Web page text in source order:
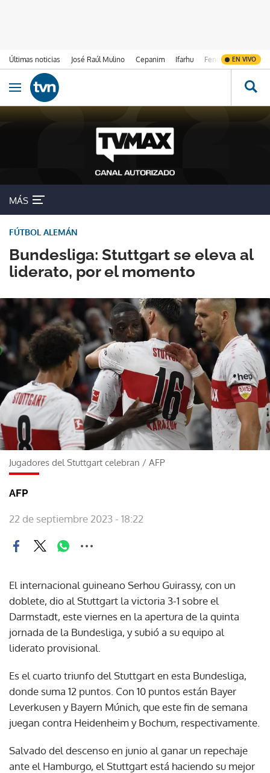
Últimas noticias José Raúl Mulino Cepanim Ifarhu Fenómeno de El
EN VIVO
Ir al contenido
Obrir navegació
MÁS
Bundesliga: Stuttgart se eleva al
liderato, por el momento
FÚTBOL ALEMÁN
Jugadores del Stuttgart celebran / AFP
AFP
22 de septiembre 2023 - 18:22
El internacional guineano Serhou Guirassy, con un
doblete, dio al Stuttgart la victoria 3-1 sobre el
Darmstadt, este viernes en la apertura de la quinta
jornada de la Bundesliga, y subió a su equipo al
liderato provisional.
Es el cuarto triunfo del Stuttgart en esta Bundesliga,
donde suma 12 puntos. Con 10 puntos están Bayer
Leverkusen y Bayern Múnich, que este fin de semana
juegan contra Heidenheim y Bochum, respectivamente.
Salvado del descenso en junio al ganar un repechaje
ante el Hamburgo, el Stuttgart está haciendo su mejor